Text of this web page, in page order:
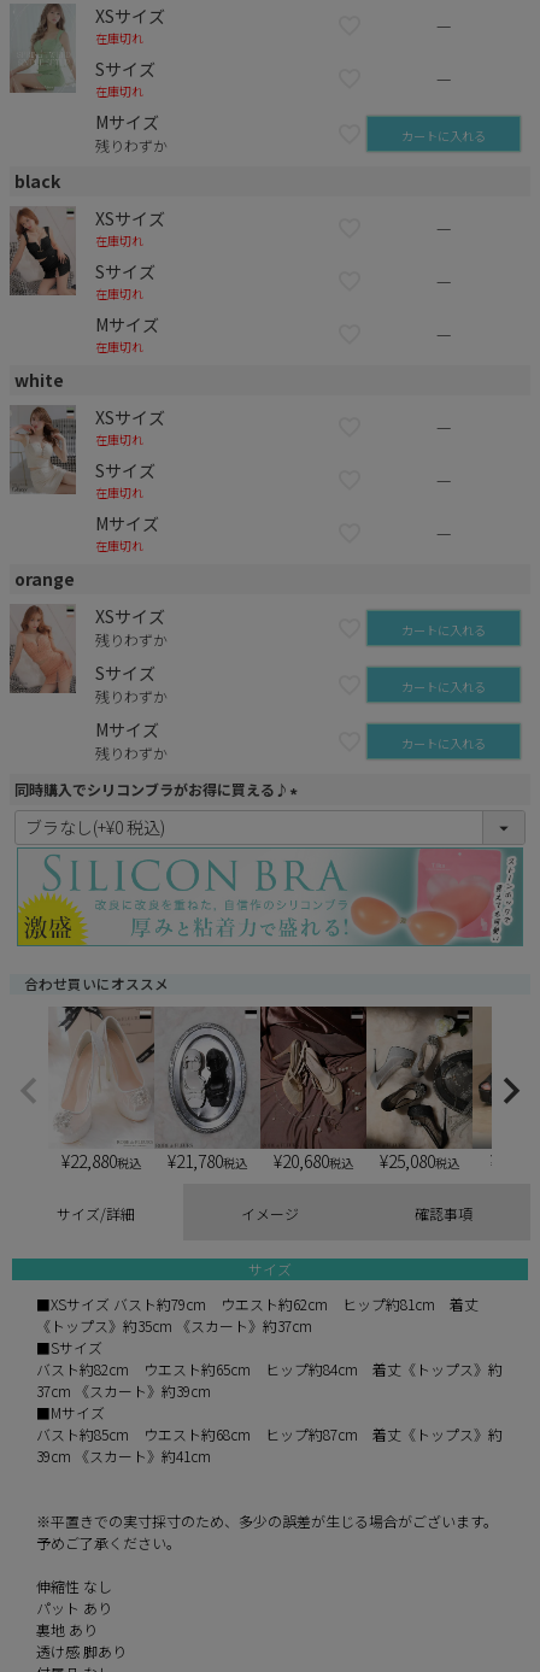
XSサイズ
在庫切れ
—
Sサイズ
在庫切れ
—
Mサイズ
残りわずか カートに入れる
black
XSサイズ
在庫切れ
—
Sサイズ
在庫切れ
—
Mサイズ
在庫切れ
—
white
XSサイズ
在庫切れ
—
Sサイズ
在庫切れ
—
Mサイズ
在庫切れ
—
orange
XSサイズ
残りわずか カートに入れる
Sサイズ
残りわずか カートに入れる
Mサイズ
残りわずか カートに入れる
同時購入でシリコンブラがお得に買える♪
(
必
須
)
合わせ買いにオススメ
¥22,880税込 ¥21,780税込 ¥20,680税込 ¥25,080税込 ¥
サイズ/詳細 イメージ 確認事項
サイズ
■XSサイズ バスト約79cm ウエスト約62cm ヒップ約81cm 着丈
《トップス》約35cm 《スカート》約37cm
■Sサイズ
バスト約82cm ウエスト約65cm ヒップ約84cm 着丈《トップス》約
37cm 《スカート》約39cm
■Mサイズ
バスト約85cm ウエスト約68cm ヒップ約87cm 着丈《トップス》約
39cm 《スカート》約41cm
※平置きでの実寸採寸のため、多少の誤差が生じる場合がございます。
予めご了承ください。
伸縮性 なし
パット あり
裏地 あり
透け感 脚あり